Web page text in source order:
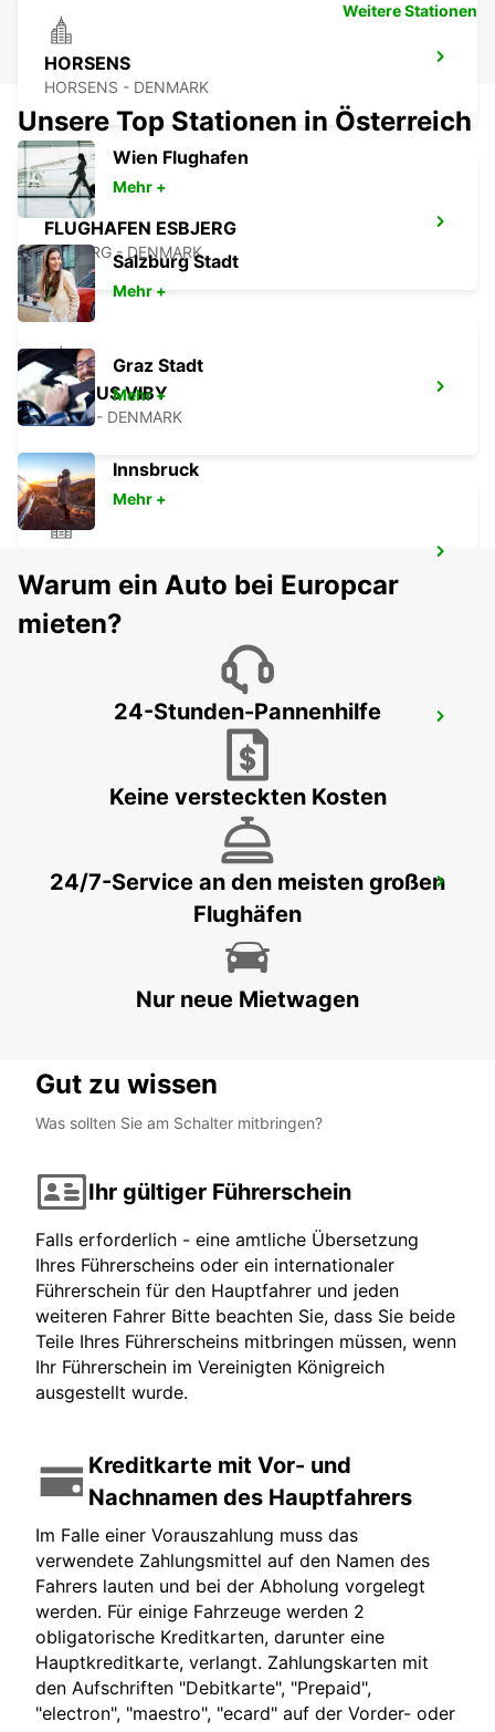
HORSENS
HORSENS - DENMARK
FLUGHAFEN ESBJERG
ESBJERG - DENMARK
AARHUS VIBY
VIBY J - DENMARK
KOLDING - DENMARK
AARHUS
ESBJERG
ESBJERG - DENMARK
Weitere Stationen
Unsere Top Stationen in Österreich
Wien Flughafen
Mehr +
Salzburg Stadt
Mehr +
Graz Stadt
Mehr +
Innsbruck
Mehr +
Warum ein Auto bei Europcar
mieten?
24-Stunden-Pannenhilfe
Keine versteckten Kosten
24/7-Service an den meisten großen
Flughäfen
Nur neue Mietwagen
Gut zu wissen
Was sollten Sie am Schalter mitbringen?
Ihr gültiger Führerschein
Falls erforderlich - eine amtliche Übersetzung
Ihres Führerscheins oder ein internationaler
Führerschein für den Hauptfahrer und jeden
weiteren Fahrer Bitte beachten Sie, dass Sie beide
Teile Ihres Führerscheins mitbringen müssen, wenn
Ihr Führerschein im Vereinigten Königreich
ausgestellt wurde.
Kreditkarte mit Vor- und
Nachnamen des Hauptfahrers
Im Falle einer Vorauszahlung muss das
verwendete Zahlungsmittel auf den Namen des
Fahrers lauten und bei der Abholung vorgelegt
werden. Für einige Fahrzeuge werden 2
obligatorische Kreditkarten, darunter eine
Hauptkreditkarte, verlangt. Zahlungskarten mit
den Aufschriften "Debitkarte", "Prepaid",
"electron", "maestro", "ecard" auf der Vorder- oder